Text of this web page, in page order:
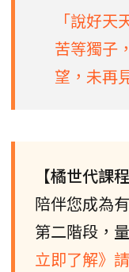
「說好
苦等獨子
望，未再
【橘世代課
陪伴您成為
第二階段，
立即了解》